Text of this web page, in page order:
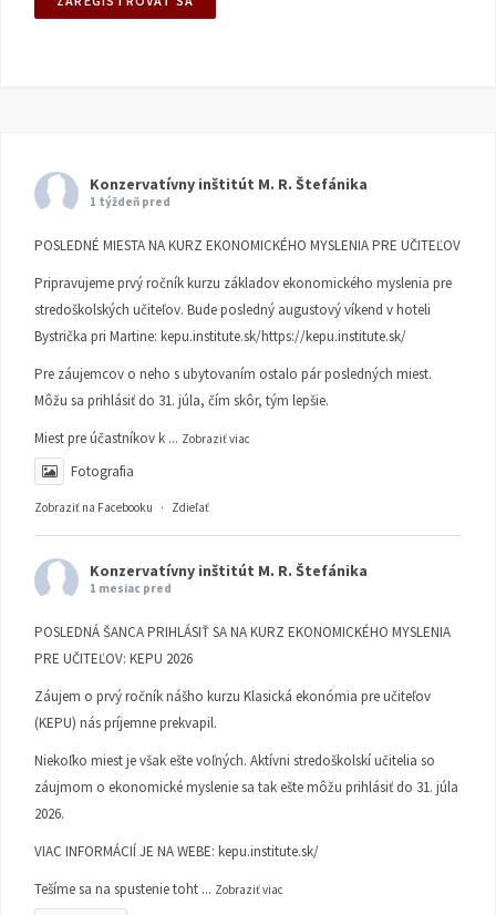
Konzervatívny inštitút M. R. Štefánika
1 týždeň pred
POSLEDNÉ MIESTA NA KURZ EKONOMICKÉHO MYSLENIA PRE UČITEĽOV
Pripravujeme prvý ročník kurzu základov ekonomického myslenia pre
stredoškolských učiteľov. Bude posledný augustový víkend v hoteli
Bystrička pri Martine: kepu.institute.sk/https://kepu.institute.sk/
Pre záujemcov o neho s ubytovaním ostalo pár posledných miest.
Môžu sa prihlásiť do 31. júla, čím skôr, tým lepšie.
Miest pre účastníkov k ... Zobraziť viac
Fotografia
Zobraziť na Facebooku · Zdieľať
Konzervatívny inštitút M. R. Štefánika
1 mesiac pred
POSLEDNÁ ŠANCA PRIHLÁSIŤ SA NA KURZ EKONOMICKÉHO MYSLENIA
PRE UČITEĽOV: KEPU 2026
Záujem o prvý ročník nášho kurzu Klasická ekonómia pre učiteľov
(KEPU) nás príjemne prekvapil.
Niekoľko miest je však ešte voľných. Aktívni stredoškolskí učitelia so
záujmom o ekonomické myslenie sa tak ešte môžu prihlásiť do 31. júla
2026.
VIAC INFORMÁCIÍ JE NA WEBE: kepu.institute.sk/
Tešíme sa na spustenie toht ... Zobraziť viac